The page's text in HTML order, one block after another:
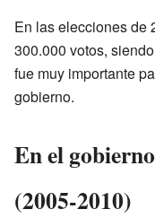
En las elecciones de
300.000 votos,
fue muy importante
gobierno.
En el
(2005-2010)